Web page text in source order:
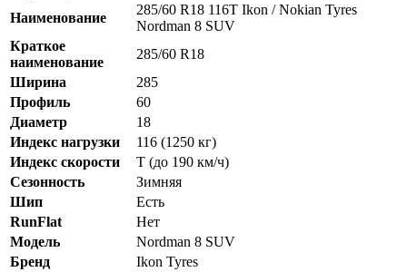
Наименование
285/60 R18 116T Ikon / Nokian Tyres
Nordman 8 SUV
Краткое
наименование
285/60 R18
Ширина
285
Профиль
60
Диаметр
18
Индекс нагрузки
116 (1250 кг)
Индекс скорости
T (до 190 км/ч)
Сезонность
Зимняя
Шип
Есть
RunFlat
Нет
Модель
Nordman 8 SUV
Бренд
Ikon Tyres